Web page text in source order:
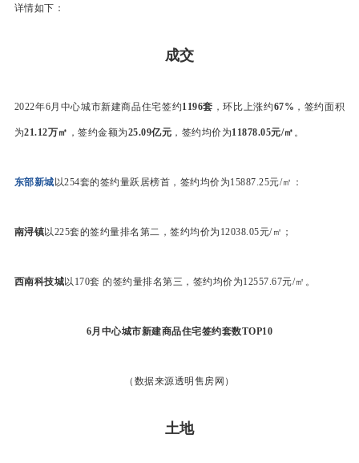
详情如下：
成交
2022年6月中心城市新建商品住宅签约1196套 ，环比上涨约67% ，签约面积
为21.12万㎡ ，签约金额为25.09亿元 ，签约均价为11878.05元/㎡ 。
东部新城 以254套的签约量跃居榜首，签约均价为15887.25元/㎡：
南浔镇以225套的签约量排名第二，签约均价为12038.05元/㎡；
西南科技城以170套 的签约量排名第三，签约均价为12557.67元/㎡。
6月中心城市新建商品住宅签约套数TOP10
（数据来源透明售房网）
土地